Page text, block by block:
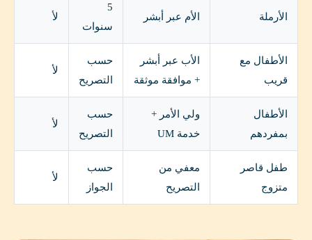
الأرملة الأم عبر أبشر
5
سنوات
لأ
الأطفال مع
قريب
الأب عبر أبشر
+ موافقة موثقة
حسب
التصريح
لأ
الأطفال
بمفردهم
ولي الأمر +
خدمة UM
حسب
التصريح
لأ
طفل قاصر
متزوج
معفي من
التصريح
حسب
الجواز
لأ